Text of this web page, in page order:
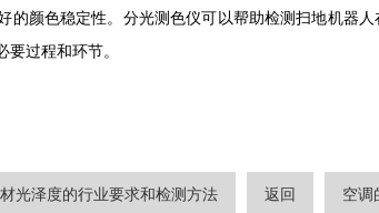
的颜色稳定性。分光测色仪可以帮助检测扫地机器
过程和环节。
光泽度的行业要求和检测方法 返回 空调